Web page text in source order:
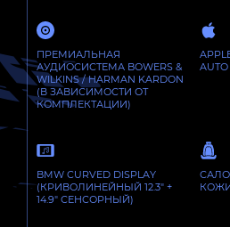
ПРЕМИАЛЬНАЯ
АУДИОСИСТЕМА BOWERS &
WILKINS / HARMAN KARDON
(В ЗАВИСИМОСТИ ОТ
КОМПЛЕКТАЦИИ)
BMW CURVED DISPLAY
(КРИВОЛИНЕЙНЫЙ 12.3" +
14.9" СЕНСОРНЫЙ)
КОЖИ